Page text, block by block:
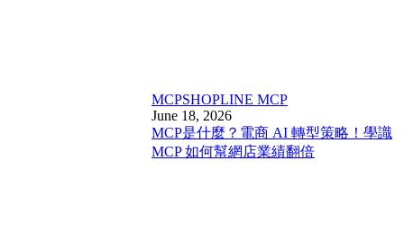
MCPSHOPLINE MCP
June 18, 2026
MCP是什麼？電商 AI 轉型策略！學識
MCP 如何幫網店業績翻倍